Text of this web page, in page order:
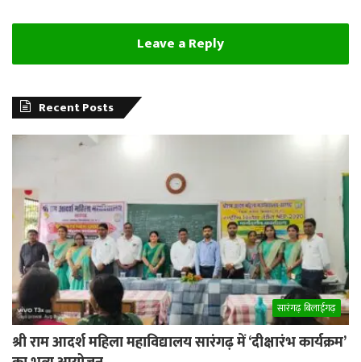
Leave a Reply
Recent Posts
सारंगढ़ बिलाईगढ़
श्री राम आदर्श महिला महाविद्यालय सारंगढ़ में ‘दीक्षारंभ कार्यक्रम’